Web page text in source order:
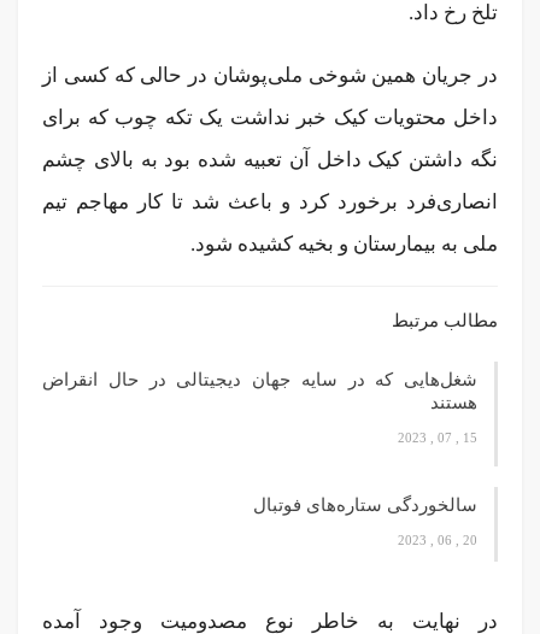
تلخ رخ داد.
در جریان همین شوخی ملی‌پوشان در حالی که کسی از
داخل محتویات کیک خبر نداشت یک تکه چوب که برای
نگه داشتن کیک داخل آن تعبیه شده بود به بالای چشم
انصاری‌فرد برخورد کرد و باعث شد تا کار مهاجم تیم
ملی به بیمارستان و بخیه کشیده شود.
مطالب مرتبط
شغل‌‌هایی که در سایه جهان دیجیتالی در حال انقراض
هستند
15 , 07 , 2023
سالخوردگی ستاره‌های فوتبال
20 , 06 , 2023
در نهایت به خاطر نوع مصدومیت وجود آمده